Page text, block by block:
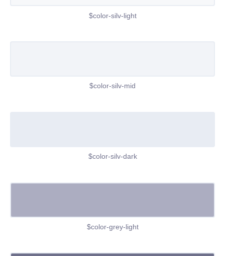
$color-silv-light
$color-silv-mid
$color-silv-dark
$color-grey-light